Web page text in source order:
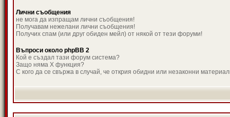
Лични съобщения
не мога да изпращам лични съобщения!
Получавам нежелани лични съобщения!
Получих спам (или друг обиден мейл) от някой от тези форуми!
Въпроси около phpBB 2
Кой е създал тази форум система?
Защо няма X функция?
С кого да се свържа в случай, че открия обидни или незаконни